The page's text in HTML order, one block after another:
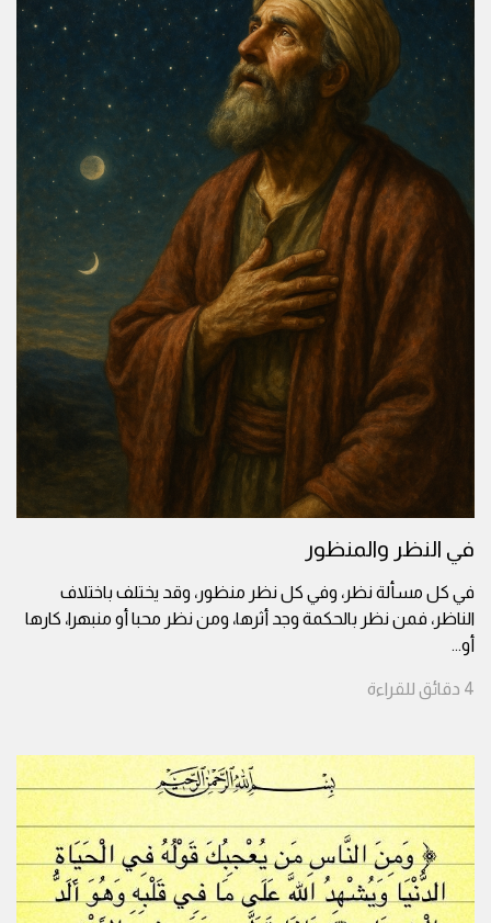
في النظر والمنظور
في كل مسألة نظر، وفي كل نظر منظور، وقد يختلف باختلاف
الناظر، فمن نظر بالحكمة وجد أثرها، ومن نظر محبا أو منبهرا، كارها
أو...
4 دقائق للقراءة